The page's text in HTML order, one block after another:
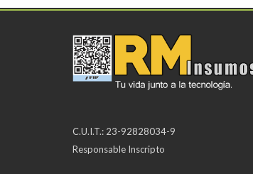
C.U.I.T.: 23-92828034-9
Responsable Inscripto